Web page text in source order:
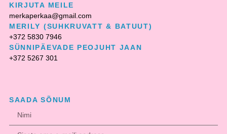
KIRJUTA MEILE
merkaperkaa@gmail.com
MERILY (SUHKRUVATT & BATUUT)
+372 5830 7946
SÜNNIPÄEVADE PEOJUHT JAAN
+372 5267 301
SAADA SÕNUM